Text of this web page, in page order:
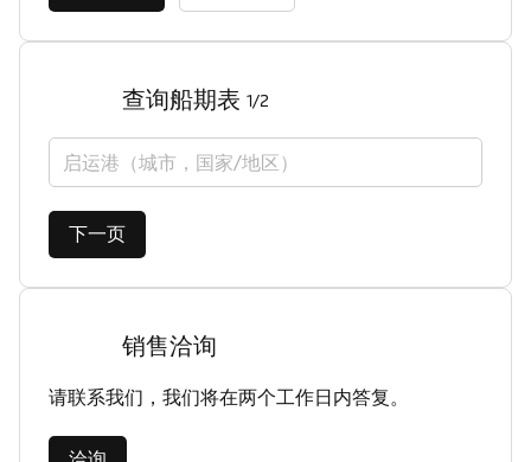
查询船期表 1/2
启运港（城市，国家/地区）
下一页
销售洽询
请联系我们，我们将在两个工作日内答复。